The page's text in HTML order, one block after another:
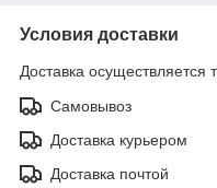
Условия доставки
Доставка осуществляется
Самовывоз
Доставка курьером
Доставка почтой